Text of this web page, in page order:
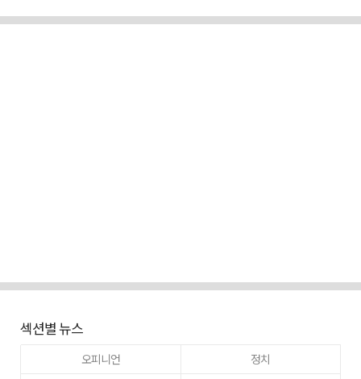
섹션별 뉴스
오피니언
정치